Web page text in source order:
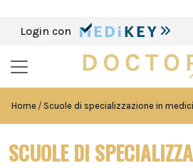
Login con
Home Scuole di specializzazione in
SCUOLE DI